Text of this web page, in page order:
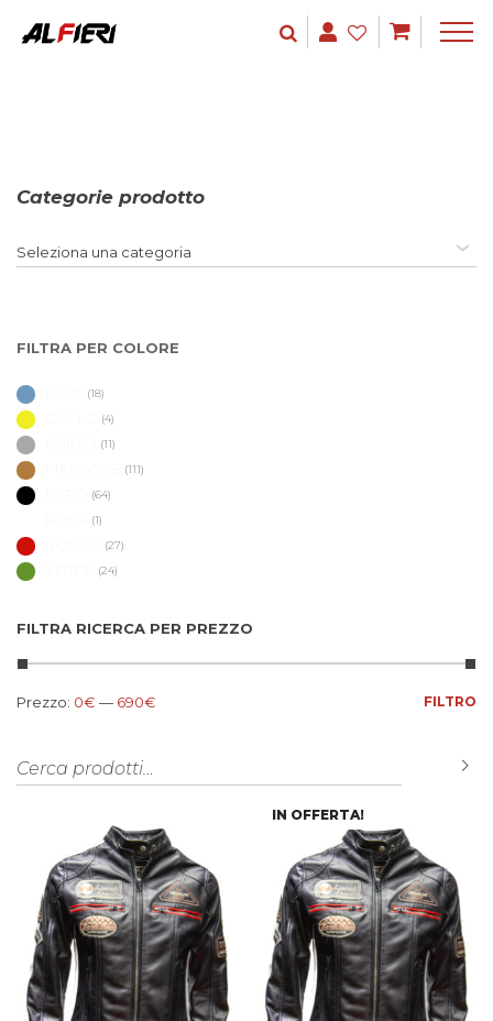
Categorie prodotto
Seleziona una categoria
FILTRA PER COLORE
(18)
(4)
(11)
(111)
(64)
(1)
(27)
(24)
FILTRA RICERCA PER PREZZO
Prezzo Min
Prezzo Max FILTRO
Prezzo: 0€ — 690€
Cerca:
IN OFFERTA!